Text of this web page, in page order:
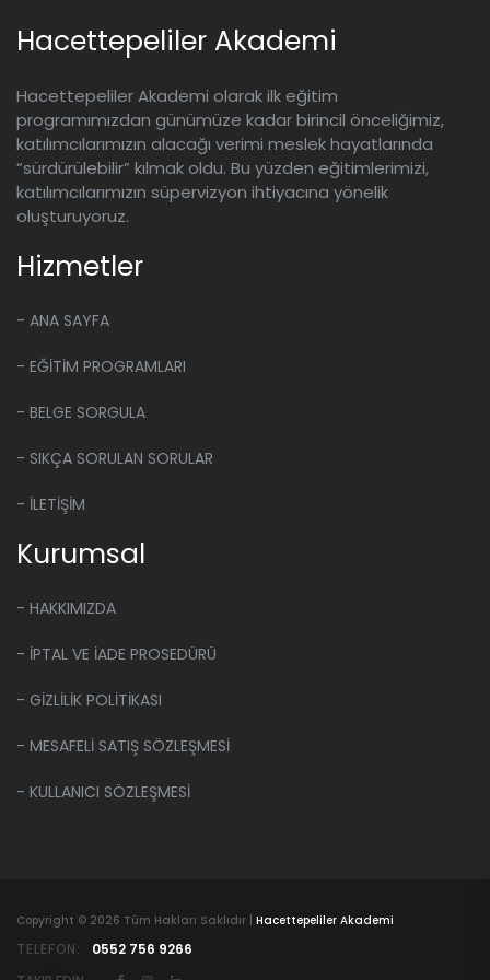
üzerinden izlenebilir.
Hacettepeliler Akademi
Hacettepeliler Akademi olarak ilk eğitim
programımızdan günümüze kadar birincil önceliğimiz,
katılımcılarımızın alacağı verimi meslek hayatlarında
“sürdürülebilir” kılmak oldu. Bu yüzden eğitimlerimizi,
katılımcılarımızın süpervizyon ihtiyacına yönelik
oluşturuyoruz.
Hizmetler
- ANA SAYFA
- EĞİTİM PROGRAMLARI
- BELGE SORGULA
- SIKÇA SORULAN SORULAR
- İLETİŞİM
Kurumsal
- HAKKIMIZDA
- İPTAL VE İADE PROSEDÜRÜ
- GİZLİLİK POLİTİKASI
- MESAFELİ SATIŞ SÖZLEŞMESİ
- KULLANICI SÖZLEŞMESİ
Copyright © 2026 Tüm Hakları Saklıdır | Hacettepeliler Akademi
TELEFON:
0552 756 9266